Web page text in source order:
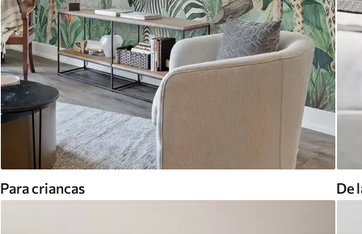
Para criancas De